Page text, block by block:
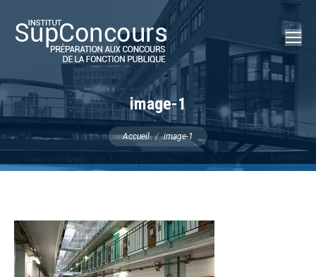
:
image-1
Vous êtes ici :
Accueil image-1